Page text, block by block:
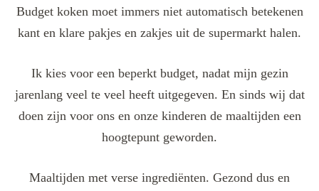
Budget koken moet immers niet automatisch betekenen
kant en klare pakjes en zakjes uit de supermarkt halen.
Ik kies voor een beperkt budget, nadat mijn gezin
jarenlang veel te veel heeft uitgegeven. En sinds wij dat
doen zijn voor ons en onze kinderen de maaltijden een
hoogtepunt geworden.
Maaltijden met verse ingrediënten. Gezond dus en